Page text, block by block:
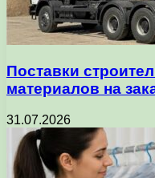
Поставки
материалов на
31.07.2026